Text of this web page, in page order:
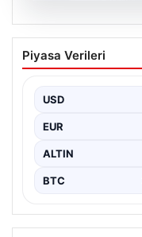
08.08.2026
Profesyonel
Hizmetleri
envanterlerini
Yapılan yenileme
Piyasa Verileri
USD
EUR
ALTIN
BTC